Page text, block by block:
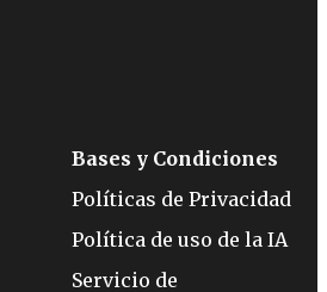
Bases y Condiciones
Políticas de Privacidad
Política de uso de la IA
Servicio de